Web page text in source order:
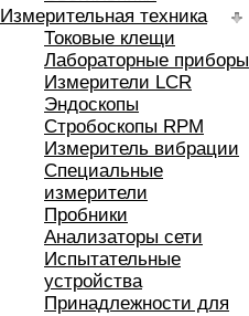
Измерительная техника
Токовые клещи
Лабораторные приборы
Измерители LCR
Эндоскопы
Стробоскопы RPM
Измеритель вибрации
Специальные
измерители
Пробники
Анализаторы сети
Испытательные
устройства
Принадлежности для